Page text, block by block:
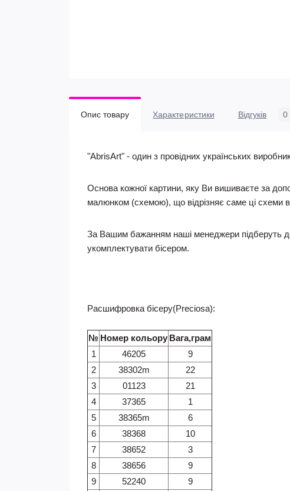
Опис товару Характеристики Відгуків 0
"AbrisArt" - один з провідних українських
Основа кожної картини, яку Ви вишиваєте за
малюнком (схемою), що відрізняє саме ці схеми
За Вашим бажанням наші менеджери підберуть
укомплектувати бісером.
Расшифровка бісеру(Preciosa):
№ Номер кольору Вага,грам
1
46205
9
2
38302m
22
3
01123
21
4
37365
1
5
38365m
6
6
38368
10
7
38652
3
8
38656
9
9
52240
9